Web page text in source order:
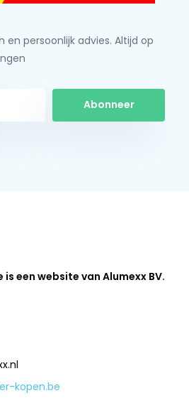
persoonlijk advies. Altijd op
Abonneer
een website van Alumexx BV.
kopen.be